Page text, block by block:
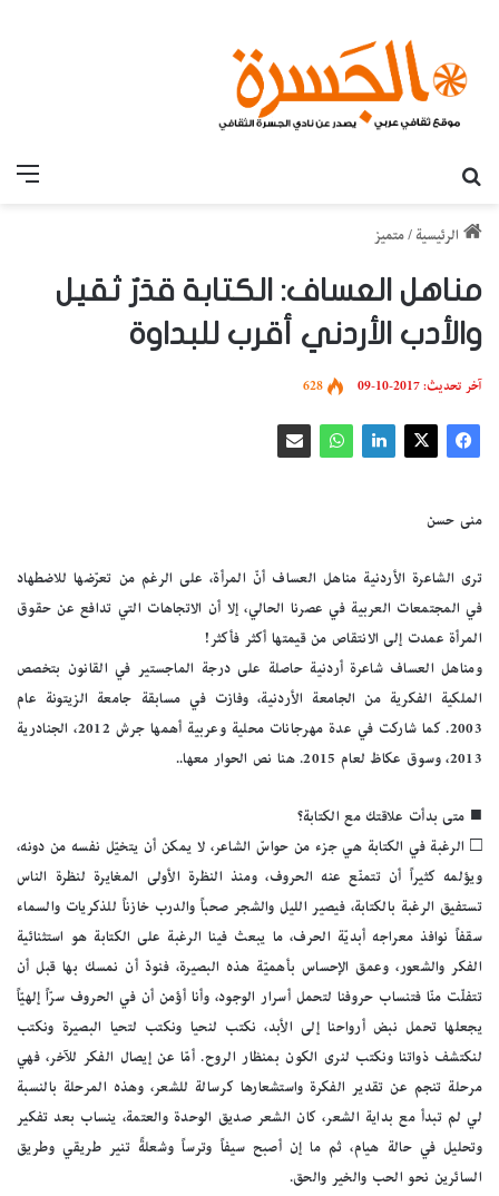
الرئيسية /متميز
مناهل العساف: الكتابة قدَرٌ ثقيل
والأدب الأردني أقرب للبداوة
آخر تحديث: 2017-10-09 628
منى حسن
ترى الشاعرة الأردنية مناهل العساف أنّ المرأة، على الرغم من تعرّضها للاضطهاد
في المجتمعات العربية في عصرنا الحالي، إلا أن الاتجاهات التي تدافع عن حقوق
المرأة عمدت إلى الانتقاص من قيمتها أكثر فأكثر!
ومناهل العساف شاعرة أردنية حاصلة على درجة الماجستير في القانون بتخصص
الملكية الفكرية من الجامعة الأردنية، وفازت في مسابقة جامعة الزيتونة عام
2003. كما شاركت في عدة مهرجانات محلية وعربية أهمها جرش 2012، الجنادرية
2013، وسوق عكاظ لعام 2015. هنا نص الحوار معها..
■ متى بدأت علاقتك مع الكتابة؟
□ الرغبة في الكتابة هي جزء من حواسّ الشاعر، لا يمكن أن يتخيّل نفسه من دونه،
ويؤلمه كثيراً أن تتمنّع عنه الحروف، ومنذ النظرة الأولى المغايرة لنظرة الناس
تستفيق الرغبة بالكتابة، فيصير الليل والشجر صحباً والدرب خازناً للذكريات والسماء
سقفاً نوافذ معراجه أبديّة الحرف، ما يبعث فينا الرغبة على الكتابة هو استثنائية
الفكر والشعور، وعمق الإحساس بأهميّة هذه البصيرة، فنودّ أن نمسك بها قبل أن
تتفلّت منّا فتنساب حروفنا لتحمل أسرار الوجود، وأنا أؤمن أن في الحروف سرّاً إلهيّاً
يجعلها تحمل نبض أرواحنا إلى الأبد، نكتب لنحيا ونكتب لتحيا البصيرة ونكتب
لنكتشف ذواتنا ونكتب لنرى الكون بمنظار الروح. أمّا عن إيصال الفكر للآخر، فهي
مرحلة تنجم عن تقدير الفكرة واستشعارها كرسالة للشعر، وهذه المرحلة بالنسبة
لي لم تبدأ مع بداية الشعر، كان الشعر صديق الوحدة والعتمة، ينساب بعد تفكير
وتحليل في حالة هيام، ثم ما إن أصبح سيفاً وترساً وشعلةً تنير طريقي وطريق
السائرين نحو الحب والخير والحق.